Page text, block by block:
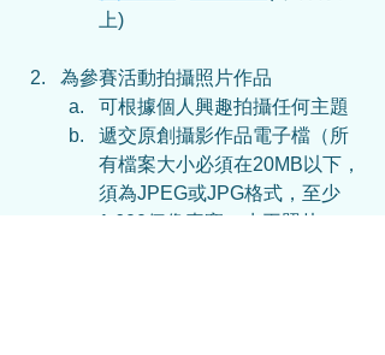
上)
為參賽活動拍攝照片作品
可根據個人興趣拍攝任何主題
遞交原創攝影作品電子檔（所
有檔案大小必須在20MB以下，
須為JPEG或JPG格式，至少
1,600個像素寬（水平照片），